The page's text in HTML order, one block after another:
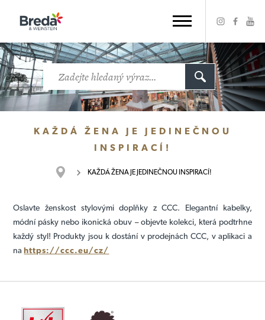
KAŽDÁ ŽENA JE JEDINEČNOU
INSPIRACÍ!
KAŽDÁ ŽENA JE JEDINEČNOU INSPIRACÍ!
Oslavte ženskost stylovými doplňky z CCC. Elegantní kabelky,
módní pásky nebo ikonická obuv – objevte kolekci, která podtrhne
každý styl! Produkty jsou k dostání v prodejnách CCC, v aplikaci a
nahttps://ccc.eu/cz/